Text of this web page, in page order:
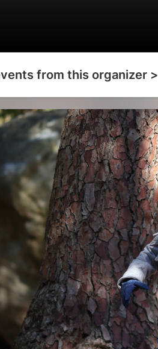
from this organizer >